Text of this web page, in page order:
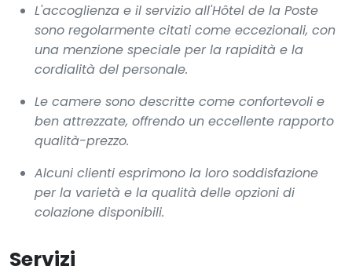
L'accoglienza e il servizio all'Hôtel de la Poste
sono regolarmente citati come eccezionali, con
una menzione speciale per la rapidità e la
cordialità del personale.
Le camere sono descritte come confortevoli e
ben attrezzate, offrendo un eccellente rapporto
qualità-prezzo.
Alcuni clienti esprimono la loro soddisfazione
per la varietà e la qualità delle opzioni di
colazione disponibili.
Servizi